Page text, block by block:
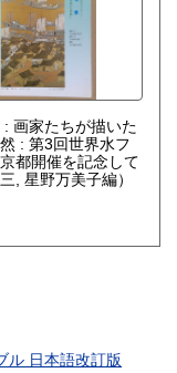
画家たちが描いた
: 第3回世界水フ
都開催を記念して
, 星野万美子編）
ル 日本語改訂版